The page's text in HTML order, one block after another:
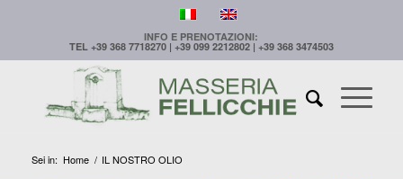
INFO E PRENOTAZIONI:
TEL +39 368 7718270 | +39 099 2212802 | +39 368 3474503
Sei in: Home / IL NOSTRO OLIO